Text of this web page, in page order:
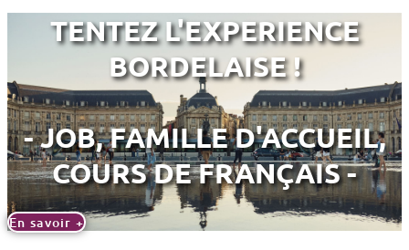
TENTEZ L'EXPERIENCE
BORDELAISE !
- JOB, FAMILLE D'ACCUEIL,
COURS DE FRANÇAIS -
En savoir +